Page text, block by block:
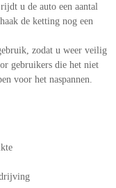
u de auto een aantal
de ketting nog een
zodat u weer veilig
gebruikers die het niet
voor het naspannen.